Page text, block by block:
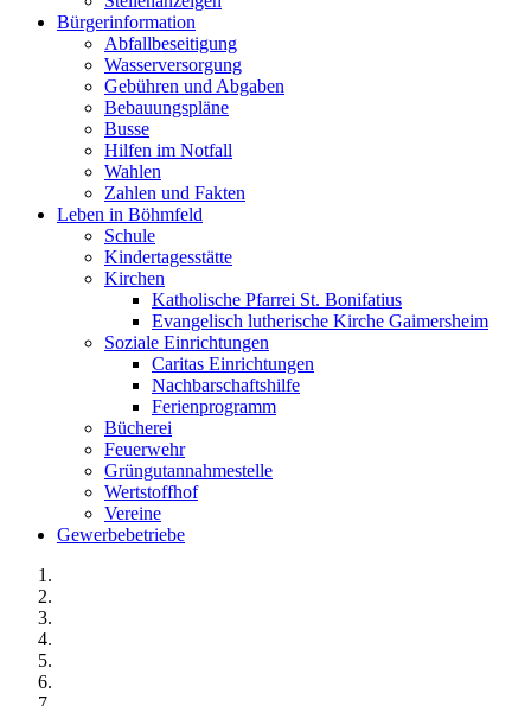
Bürgerinformation
Abfallbeseitigung
Wasserversorgung
Gebühren und Abgaben
Bebauungspläne
Busse
Hilfen im Notfall
Wahlen
Zahlen und Fakten
Leben in Böhmfeld
Schule
Kindertagesstätte
Kirchen
Katholische Pfarrei St. Bonifatius
Evangelisch lutherische Kirche Gaimersheim
Soziale Einrichtungen
Caritas Einrichtungen
Nachbarschaftshilfe
Ferienprogramm
Bücherei
Feuerwehr
Grüngutannahmestelle
Wertstoffhof
Vereine
Gewerbebetriebe